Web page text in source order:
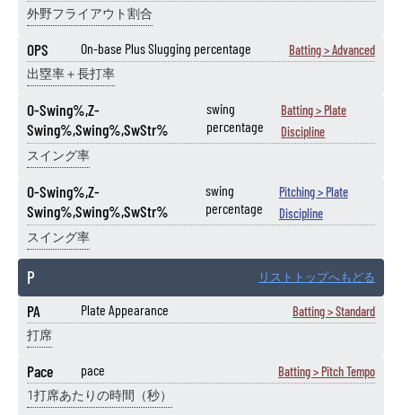
外野フライアウト割合
OPS On-base Plus Slugging percentage Batting > Advanced
出塁率＋長打率
O-Swing%,Z-
Swing%,Swing%,SwStr%
swing
percentage
Batting > Plate
Discipline
スイング率
O-Swing%,Z-
Swing%,Swing%,SwStr%
swing
percentage
Pitching > Plate
Discipline
スイング率
P リストトップへもどる
PA Plate Appearance Batting > Standard
打席
Pace pace Batting > Pitch Tempo
1打席あたりの時間（秒）